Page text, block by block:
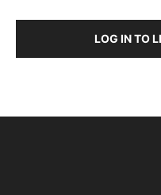
LOG IN TO